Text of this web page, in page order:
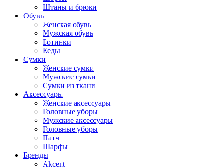
Штаны и брюки
Обувь
Женская обувь
Мужская обувь
Ботинки
Кеды
Сумки
Женские сумки
Мужские сумки
Сумки из ткани
Аксессуары
Женские аксессуары
Головные уборы
Мужские аксессуары
Головные уборы
Патч
Шарфы
Бренды
Akcent